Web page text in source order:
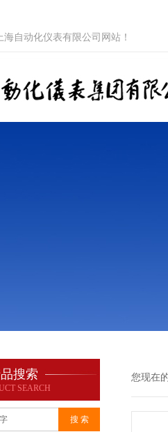
自动化仪表有限公司网站！
搜索
SEARCH
您现在